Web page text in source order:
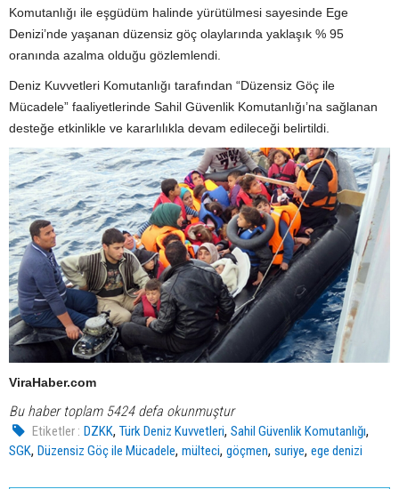
Komutanlığı ile eşgüdüm halinde yürütülmesi sayesinde Ege
Denizi’nde yaşanan düzensiz göç olaylarında yaklaşık % 95
oranında azalma olduğu gözlemlendi.
Deniz Kuvvetleri Komutanlığı tarafından “Düzensiz Göç ile
Mücadele” faaliyetlerinde Sahil Güvenlik Komutanlığı’na sağlanan
desteğe etkinlikle ve kararlılıkla devam edileceği belirtildi.
ViraHaber.com
Bu haber toplam 5424 defa okunmuştur
Etiketler : DZKK,Türk Deniz Kuvvetleri,Sahil Güvenlik Komutanlığı,
SGK, Düzensiz Göç ile Mücadele, mülteci, göçmen, suriye, ege denizi